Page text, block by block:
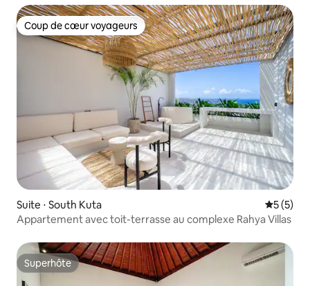
Coup de cœur voyageurs
Coup de cœur voyageurs
Suite ⋅ South Kuta
5 (5)
Appartement avec toit-terrasse au complexe Rahya Villas
Superhôte
Superhôte